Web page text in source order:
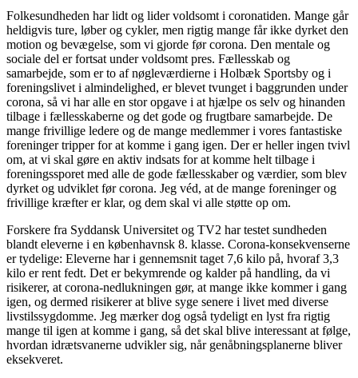
Folkesundheden har lidt og lider voldsomt i coronatiden. Mange går
heldigvis ture, løber og cykler, men rigtig mange får ikke dyrket den
motion og bevægelse, som vi gjorde før corona. Den mentale og
sociale del er fortsat under voldsomt pres. Fællesskab og
samarbejde, som er to af nøgleværdierne i Holbæk Sportsby og i
foreningslivet i almindelighed, er blevet tvunget i baggrunden under
corona, så vi har alle en stor opgave i at hjælpe os selv og hinanden
tilbage i fællesskaberne og det gode og frugtbare samarbejde. De
mange frivillige ledere og de mange medlemmer i vores fantastiske
foreninger tripper for at komme i gang igen. Der er heller ingen tvivl
om, at vi skal gøre en aktiv indsats for at komme helt tilbage i
foreningssporet med alle de gode fællesskaber og værdier, som blev
dyrket og udviklet før corona. Jeg véd, at de mange foreninger og
frivillige kræfter er klar, og dem skal vi alle støtte op om.
Forskere fra Syddansk Universitet og TV2 har testet sundheden
blandt eleverne i en københavnsk 8. klasse. Corona-konsekvenserne
er tydelige: Eleverne har i gennemsnit taget 7,6 kilo på, hvoraf 3,3
kilo er rent fedt. Det er bekymrende og kalder på handling, da vi
risikerer, at corona-nedlukningen gør, at mange ikke kommer i gang
igen, og dermed risikerer at blive syge senere i livet med diverse
livstilssygdomme. Jeg mærker dog også tydeligt en lyst fra rigtig
mange til igen at komme i gang, så det skal blive interessant at følge,
hvordan idrætsvanerne udvikler sig, når genåbningsplanerne bliver
eksekveret.